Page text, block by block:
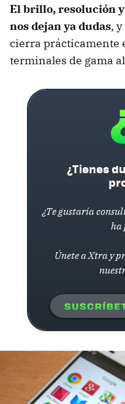
El brillo, resolución
nos dejan ya dudas,
cierra prácticamente
terminales de gama
¿Tienes
¿Te gustaría
ha
Únete a Xtra y